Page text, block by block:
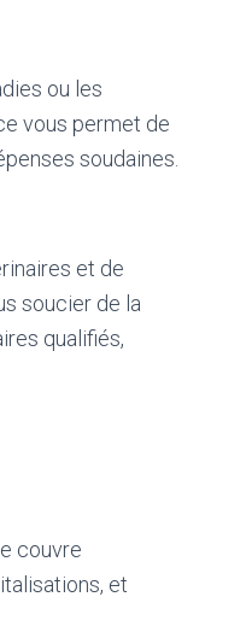
ou les
vous permet de
soudaines.
et de
soucier de la
qualifiés,
couvre
et